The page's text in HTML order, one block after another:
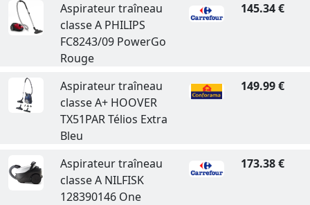
Aspirateur traîneau
classe A PHILIPS
FC8243/09 PowerGo
Rouge
145.34 €
Aspirateur traîneau
classe A+ HOOVER
TX51PAR Télios Extra
Bleu
149.99 €
Aspirateur traîneau
classe A NILFISK
128390146 One
173.38 €